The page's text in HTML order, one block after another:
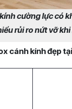
cường lực có
rủi ro nứt vỡ khi
cánh kính đẹp